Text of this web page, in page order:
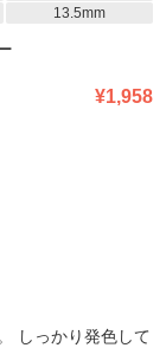
13.5mm
¥1,958
しっかり発色して